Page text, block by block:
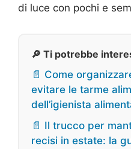
di luce con pochi e
🔎 Ti potrebbe
📄 Come
evitare le tarme
dell’igienista
📄 Il trucco per
recisi in estate: la